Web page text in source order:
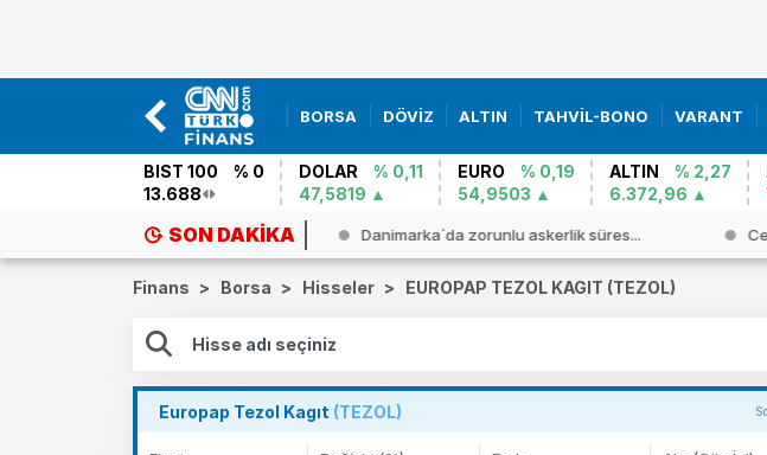
BORSA DÖVİZ ALTIN TAHVİL-BONO VARANT
BIST 100
% 0
13.688
DOLAR
% 0,11
47,5819
EURO
% 0,19
54,9503
ALTIN
% 2,27
6.372,96
SON DAKIKA
DURULMUYOR! Hizbullah İsrail`... Danimarka`da zorunlu askerlik süres...
Finans > Borsa > Hisseler > EUROPAP TEZOL KAGIT (TEZOL)
Europap Tezol Kagıt (TEZOL)